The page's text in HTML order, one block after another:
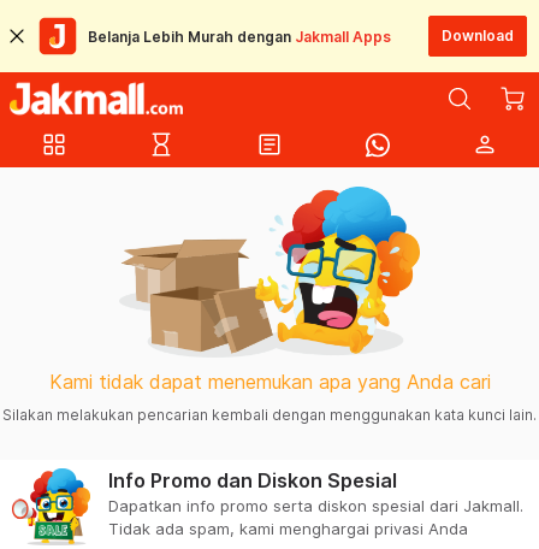
Belanja Lebih Murah dengan Jakmall Apps Download
grid_view hourglass_empty article person
Kami tidak dapat menemukan apa yang Anda cari
Silakan melakukan pencarian kembali dengan menggunakan kata kunci lain.
Info Promo dan Diskon Spesial
Dapatkan info promo serta diskon spesial dari Jakmall.
Tidak ada spam, kami menghargai privasi Anda